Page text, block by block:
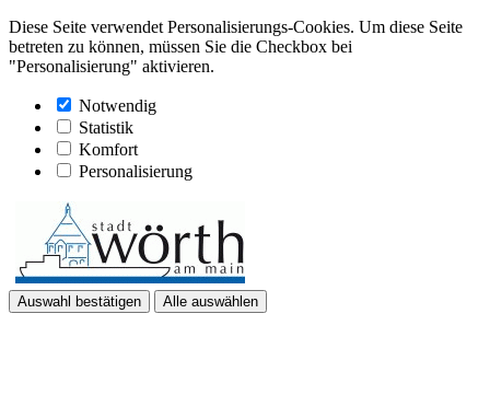
Diese Seite verwendet Personalisierungs-Cookies. Um diese Seite
betreten zu können, müssen Sie die Checkbox bei
"Personalisierung" aktivieren.
Notwendig
Statistik
Komfort
Personalisierung
Auswahl bestätigen Alle auswählen